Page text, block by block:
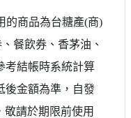
商品為台糖產(商)
餐飲券、香茅油、
考結帳時系統計算
後金額為準，自發
敬請於期限前使用